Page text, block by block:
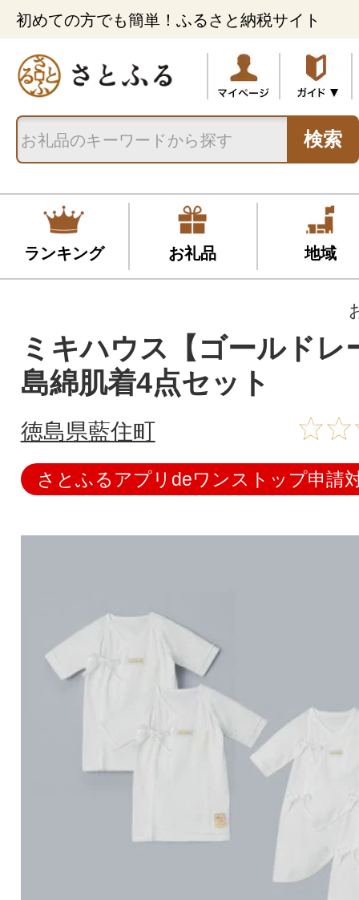
初めての方でも簡単！ふるさと納税サイト
検索
ランキング お礼品 地域
ミキハウス【ゴールドレ
島綿肌着4点セット
徳島県藍住町
さとふるアプリdeワンストップ申請